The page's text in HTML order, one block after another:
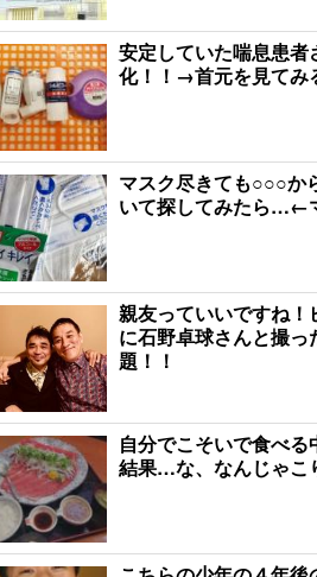
安定していた喘息患
化！！→首元を見て
マスク尽きても○○○か
いて探してみたら…←
親友っていいですね
に石野卓球さんと撮
題！！
自分でこそいで食べ
結果…な、なんじゃこ